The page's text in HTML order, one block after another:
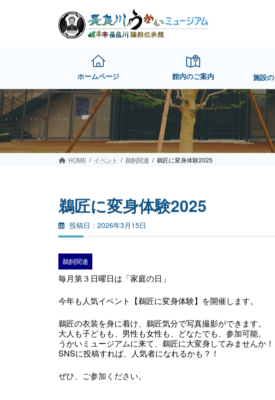
ホームページ 館内のご案内 施設
HOME イベント 鵜飼関連 鵜匠に変身体験2025
鵜匠に変身体験2025
2026年3月15日
鵜飼関連
毎月第３日曜日は「家庭の日」
今年も人気イベント【鵜匠に変身体験】を開催します。
鵜匠の衣装を身に着け、鵜匠気分で写真撮影ができます。
大人も子どもも、男性も女性も、どなたでも、参加可能。
うかいミュージアムに来て、鵜匠に大変身してみませんか！
SNSに投稿すれば、人気者になれるかも？！
ぜひ、ご参加ください。